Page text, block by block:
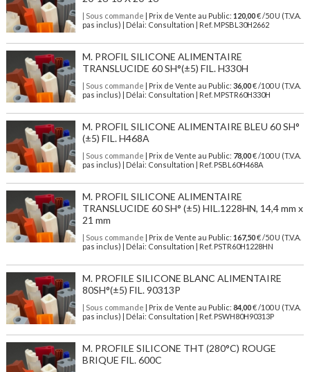
| Sous commande | Prix de Vente au Public: 120,00€ /50 U (T.V.A.
pas inclus) | Délai: Consultation | Ref. MPSBL30H2662
M. PROFIL SILICONE ALIMENTAIRE
TRANSLUCIDE 60 SH°(±5) FIL. H330H
| Sous commande | Prix de Vente au Public: 36,00€ /100 U (T.V.A.
pas inclus) | Délai: Consultation | Ref. MPSTR60H330H
M. PROFIL SILICONE ALIMENTAIRE BLEU 60 SH°
(±5) FIL. H468A
| Sous commande | Prix de Vente au Public: 78,00€ /100 U (T.V.A.
pas inclus) | Délai: Consultation | Ref. PSBL60H468A
M. PROFIL SILICONE ALIMENTAIRE
TRANSLUCIDE 60 SH° (±5) HIL.1228HN, 14,4 mm x
21 mm
| Sous commande | Prix de Vente au Public: 167,50€ /50 U (T.V.A.
pas inclus) | Délai: Consultation | Ref. PSTR60H1228HN
M. PROFILE SILICONE BLANC ALIMENTAIRE
80SH°(±5) FIL. 90313P
| Sous commande | Prix de Vente au Public: 84,00€ /100 U (T.V.A.
pas inclus) | Délai: Consultation | Ref. PSWH80H90313P
M. PROFILE SILICONE THT (280°C) ROUGE
BRIQUE FIL. 600C